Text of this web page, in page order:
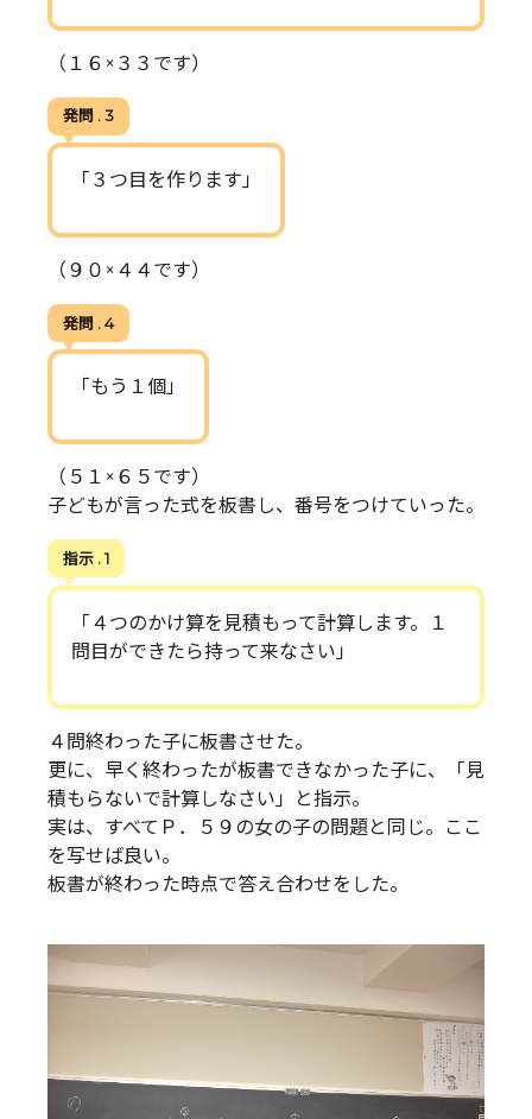
（１６×３３です）
発問 . 3
「３つ目を作ります」
（９０×４４です）
発問 . 4
「もう１個」
（５１×６５です）
子どもが言った式を板書し、番号をつけていった。
指示 . 1
「４つのかけ算を見積もって計算します。１
問目ができたら持って来なさい」
４問終わった子に板書させた。
更に、早く終わったが板書できなかった子に、「見
積もらないで計算しなさい」と指示。
実は、すべてＰ．５９の女の子の問題と同じ。ここ
を写せば良い。
板書が終わった時点で答え合わせをした。